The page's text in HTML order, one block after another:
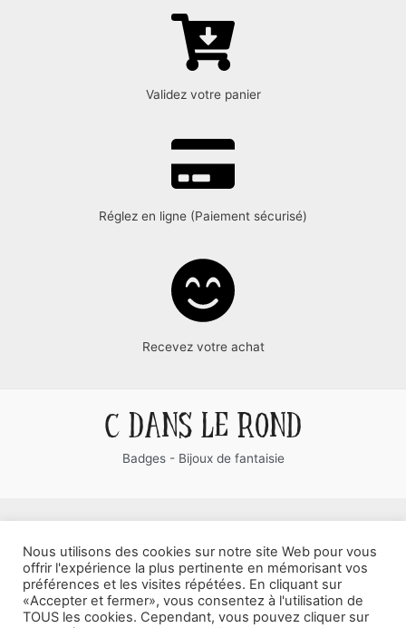
Validez votre panier
Réglez en ligne (Paiement sécurisé)
Recevez votre achat
C DANS LE ROND
Badges - Bijoux de fantaisie
CGV
Mentions Légales
Nous utilisons des cookies sur notre site Web pour vous
offrir l'expérience la plus pertinente en mémorisant vos
préférences et les visites répétées. En cliquant sur
«Accepter et fermer», vous consentez à l'utilisation de
TOUS les cookies. Cependant, vous pouvez cliquer sur